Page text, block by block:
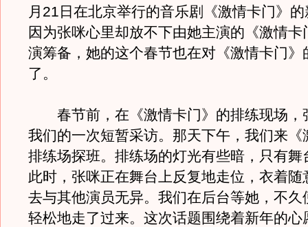
月21日在北京举行的音乐剧《激情卡门》
因为张咪心里却放不下由她主演的《激情卡
演筹备，她的这个春节也在对《激情卡门》
了。
春节前，在《激情卡门》的排练现场，
我们的一次短暂采访。那天下午，我们来《
排练场探班。排练场的灯光有些暗，只有舞
此时，张咪正在舞台上反复地走位，衣着随
去与其他演员无异。我们在后台等她，不久
轻松地走了过来。这次话题围绕着新年的心